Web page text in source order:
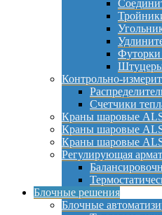
Футорки
Контрольно-
Счетчики
Краны шаровые
Краны шаровые
Краны шаровые
Регулирующая
Блочные решения
Блочные